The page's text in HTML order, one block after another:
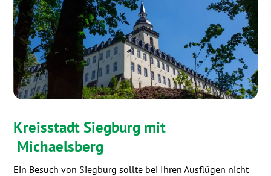
Kreisstadt Siegburg mit
Michaelsberg
Ein Besuch von Siegburg sollte bei Ihren Ausflügen nicht